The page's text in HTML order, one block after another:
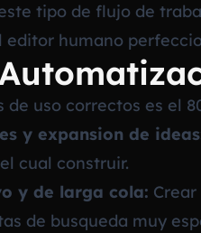
tipo de flujo de
editor humano
uso correctos es el
y expansion de
cual construir.
y de larga cola:
de busqueda muy